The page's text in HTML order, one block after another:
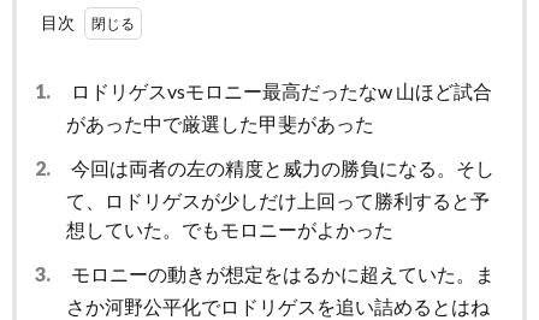
目次
1.
ロドリゲスvsモロニー最高だったなw 山ほど試合
があった中で厳選した甲斐があった
2.
今回は両者の左の精度と威力の勝負になる。そし
て、ロドリゲスが少しだけ上回って勝利すると予
想していた。でもモロニーがよかった
3.
モロニーの動きが想定をはるかに超えていた。ま
さか河野公平化でロドリゲスを追い詰めるとはね